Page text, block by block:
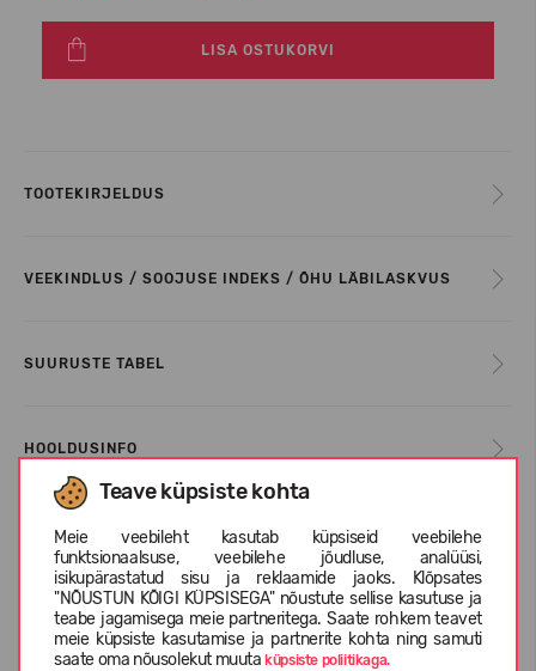
Teave küpsiste kohta
Meie veebileht kasutab küpsiseid veebilehe
funktsionaalsuse, veebilehe jõudluse, analüüsi,
isikupärastatud sisu ja reklaamide jaoks. Klõpsates
"NÕUSTUN KÕIGI KÜPSISEGA" nõustute sellise kasutuse ja
teabe jagamisega meie partneritega. Saate rohkem teavet
meie küpsiste kasutamise ja partnerite kohta ning samuti
saate oma nõusolekut muutaküpsiste poliitikaga.
LISA OSTUKORVI
TOOTEKIRJELDUS
VEEKINDLUS / SOOJUSE INDEKS / ÕHU LÄBILASKVUS
SUURUSTE TABEL
HOOLDUSINFO
INFORMATSIOON KOHTA REIMA
KLIENTIDE ARVUSTUSED (0)